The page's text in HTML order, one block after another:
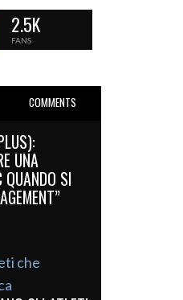
2.5K
FANS
COMMENTS
UNA
QUANDO SI